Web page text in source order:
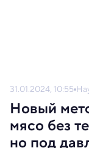
31.01.2024, 10:55
Новый
мясо без
но под